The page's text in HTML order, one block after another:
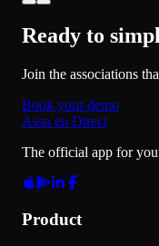
Ready to
Join the associations
Book your demo
Asso en Direct
The official app for
Product